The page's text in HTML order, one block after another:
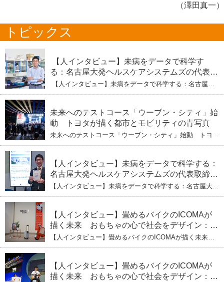
（澤田真一）
トピックス
【人インタビュー】未病をデータで科学す
る：名古屋大発ヘルスケアシステムズの代表取
締役社長・瀧本陽介 【下】「人生80年の暇つ
ぶし」を着実に：理系ニートが挑むヘルスケア
【人インタビュー】未病をデータで科学する：名古屋大
発ヘルスケアシステムズの代表取締役社長・瀧本陽介
挑むヘルスケア標準化と海外戦略
未来へのテストコース「ウーブン・シティ」始
動 トヨタが描く都市とモビリティの青写真
未来へのテストコース「ウーブン・シティ」始動 トヨタ
が描く都市とモビリティの青写真
【人インタビュー】未病をデータで科学する：
名古屋大発ヘルスケアシステムズの代表取締役
社長・瀧本陽介 郵送検査で挑む健康の未来
【人インタビュー】未病をデータで科学する：名古屋大発
ヘルスケアシステムズの代表取締役社長・瀧本陽介 郵送
【人インタビュー】畳めるバイクのICOMAが
描く未来 おもちゃの心で社会をデザイン：株
式会社ICOMAの代表取締役・生駒崇光
（下）おもちゃで社会を変える、「トイボック
【人インタビュー】畳めるバイクのICOMAが描く未来
おもちゃの心で社会をデザイン：株式会社ICOMAの代表
イボックス」というデザインメソッド
【人インタビュー】畳めるバイクのICOMAが
描く未来 おもちゃの心で社会をデザイン：株